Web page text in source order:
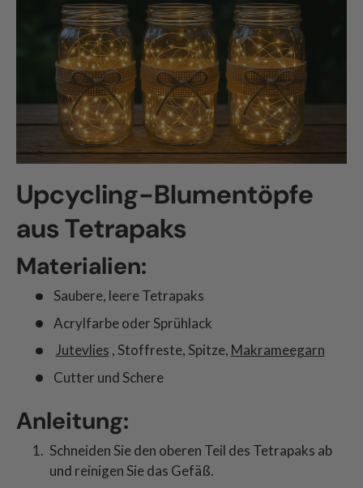
Upcycling-Blumentöpfe
aus Tetrapaks
Materialien:
Saubere, leere Tetrapaks
Acrylfarbe oder Sprühlack
Jutevlies , Stoffreste, Spitze, Makrameegarn
Cutter und Schere
Anleitung:
Schneiden Sie den oberen Teil des Tetrapaks ab
und reinigen Sie das Gefäß.